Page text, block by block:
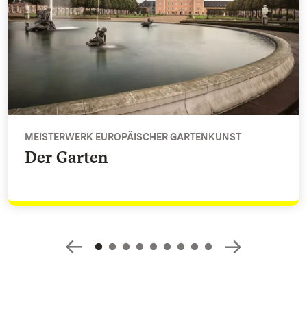
Der Garten
MEISTERWERK EUROPÄISCHER GARTENKUNST